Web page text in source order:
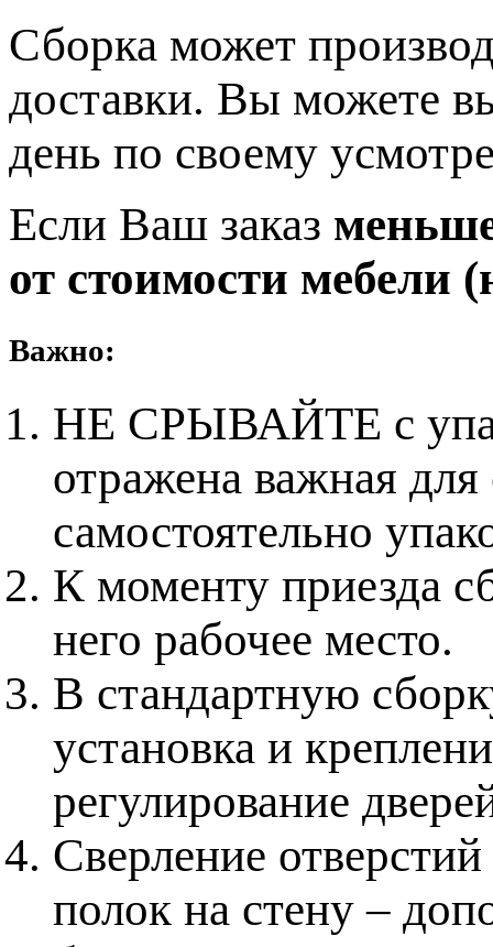
Сборка может
доставки. Вы можете
день по своему
Если Ваш заказ
от стоимости мебели
Важно:
НЕ СРЫВАЙТЕ с
отражена важная
самостоятельно
К моменту приезда
него рабочее место.
В стандартную
установка и
регулирование
Сверление
полок на стену –